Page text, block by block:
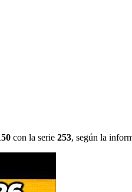
con la serie 253, según la